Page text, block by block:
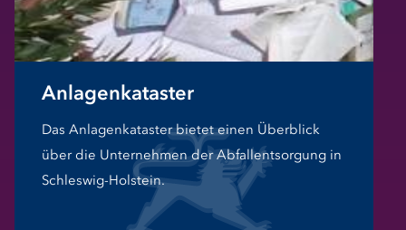
Anlagenkataster
Das Anlagenkataster bietet einen Überblick
über die Unternehmen der Abfallentsorgung in
Schleswig-Holstein.